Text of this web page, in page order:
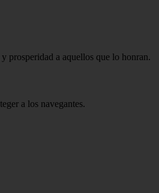
prosperidad a aquellos que lo honran.
a los navegantes.